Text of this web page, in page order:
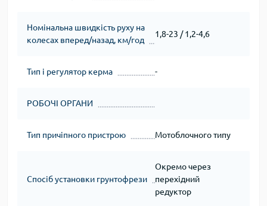
Номінальна швидкість руху на
колесах вперед/назад, км/год
1,8-23 / 1,2-4,6
Тип і регулятор керма -
РОБОЧІ ОРГАНИ
Тип причіпного пристрою Мотоблочного типу
Спосіб установки грунтофрези
Окремо через
перехідний
редуктор